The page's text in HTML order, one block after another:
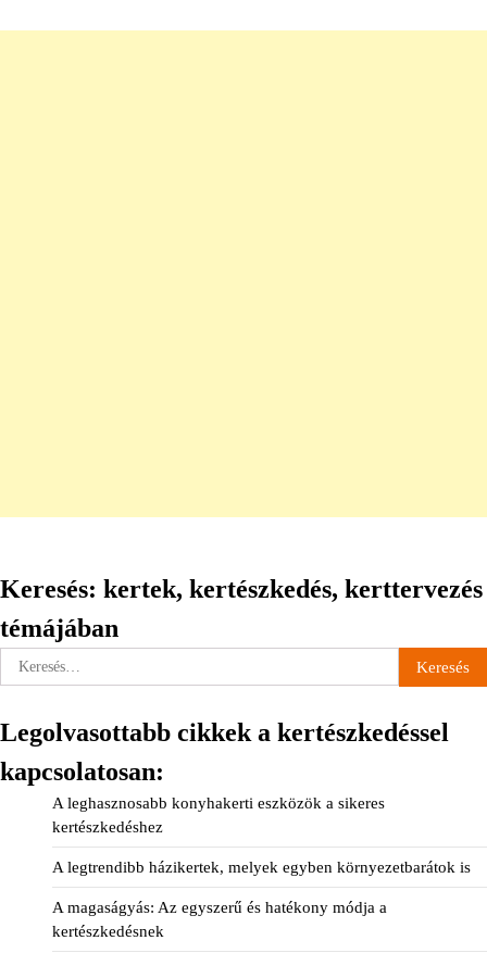
Keresés: kertek, kertészkedés, kerttervezés
témájában
Keresés:
Legolvasottabb cikkek a kertészkedéssel
kapcsolatosan:
A leghasznosabb konyhakerti eszközök a sikeres
kertészkedéshez
A legtrendibb házikertek, melyek egyben környezetbarátok is
A magaságyás: Az egyszerű és hatékony módja a
kertészkedésnek